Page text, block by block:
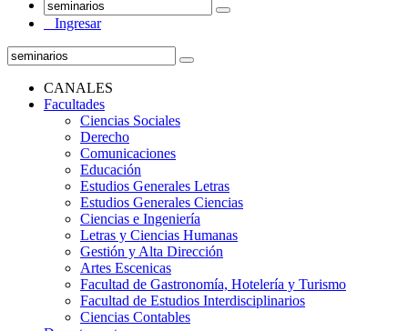
Ingresar
CANALES
Facultades
Ciencias Sociales
Derecho
Comunicaciones
Educación
Estudios Generales Letras
Estudios Generales Ciencias
Ciencias e Ingeniería
Letras y Ciencias Humanas
Gestión y Alta Dirección
Artes Escenicas
Facultad de Gastronomía, Hotelería y Turismo
Facultad de Estudios Interdisciplinarios
Ciencias Contables